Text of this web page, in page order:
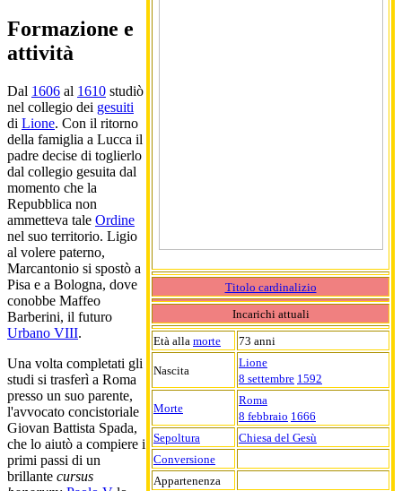
Titolo cardinalizio
Incarichi attuali
Età alla morte 73 anni
Nascita
Lione
8 settembre 1592
Morte
Roma
8 febbraio 1666
Sepoltura
Chiesa del Gesù
Conversione
Appartenenza
Formazione e
attività
Dal 1606 al 1610 studiò
nel collegio dei gesuiti
di Lione. Con il ritorno
della famiglia a Lucca il
padre decise di toglierlo
dal collegio gesuita dal
momento che la
Repubblica non
ammetteva tale Ordine
nel suo territorio. Ligio
al volere paterno,
Marcantonio si spostò a
Pisa e a Bologna, dove
conobbe Maffeo
Barberini, il futuro
Urbano VIII.
Una volta completati gli
studi si trasferì a Roma
presso un suo parente,
l'avvocato concistoriale
Giovan Battista Spada,
che lo aiutò a compiere i
primi passi di un
brillante cursus